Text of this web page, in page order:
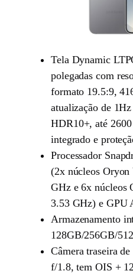
Tela Dynamic
polegadas com
formato 19.5:9,
atualização de
HDR10+, até
integrado e
Processador
(2x núcleos
GHz e 6x núcleos
3.53 GHz) e GPU
Armazenamento
128GB/256GB/
Câmera traseira
f/1.8, tem OIS +